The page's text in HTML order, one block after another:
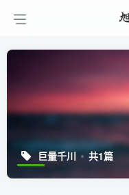
巨量千川 共1篇